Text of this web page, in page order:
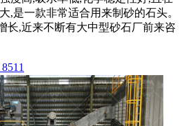
,是一款非常适合用来制砂的石头。
长,近来不断有大中型砂石厂前来咨